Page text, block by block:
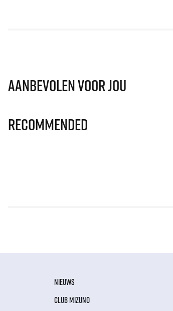
Aanbevolen voor jou
Recommended
NIEUWS
CLUB MIZUNO